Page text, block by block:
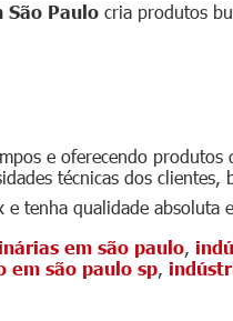
Paulo cria produtos
e oferecendo produtos
técnicas dos clientes,
e tenha qualidade absoluta
em são paulo,
em são paulo sp,